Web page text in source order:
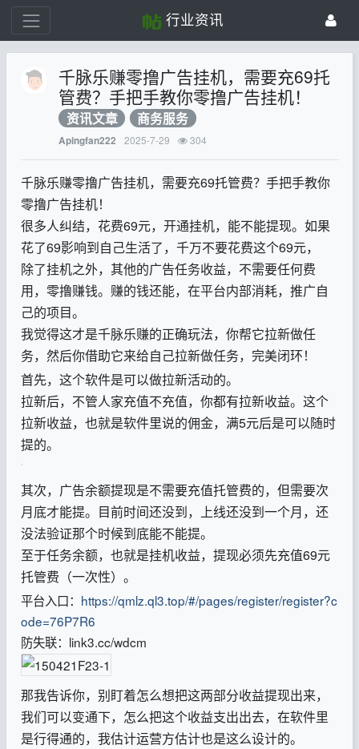
行业资讯
千脉乐赚零撸广告挂机，需要充69托
管费？手把手教你零撸广告挂机！
资讯文章 商务服务
Apingfan222 2025-7-29 304
千脉乐赚零撸广告挂机，需要充69托管费？手把手教你
零撸广告挂机！
很多人纠结，花费69元，开通挂机，能不能提现。如果
花了69影响到自己生活了，千万不要花费这个69元，
除了挂机之外，其他的广告任务收益，不需要任何费
用，零撸赚钱。赚的钱还能，在平台内部消耗，推广自
己的项目。
我觉得这才是千脉乐赚的正确玩法，你帮它拉新做任
务，然后你借助它来给自己拉新做任务，完美闭环！
首先，这个软件是可以做拉新活动的。
拉新后，不管人家充值不充值，你都有拉新收益。这个
拉新收益，也就是软件里说的佣金，满5元后是可以随时
提的。
其次，广告余额提现是不需要充值托管费的，但需要次
月底才能提。目前时间还没到，上线还没到一个月，还
没法验证那个时候到底能不能提。
至于任务余额，也就是挂机收益，提现必须先充值69元
托管费（一次性）。
平台入口： https://qmlz.ql3.top/#/pages/register/register?c
ode=76P7R6
防失联：link3.cc/wdcm
那我告诉你，别盯着怎么想把这两部分收益提现出来，
我们可以变通下，怎么把这个收益支出出去，在软件里
是行得通的，我估计运营方估计也是这么设计的。